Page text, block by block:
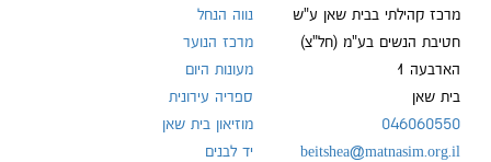
מרכז קהילתי בבית שאן ע"ש
חטיבת הנשים בע"מ (חל"צ)
הארבעה 1
בית שאן
046060550
beitshea@matnasim.org.il
נווה הנחל
מרכז הנוער
מעונות היום
ספריה עירונית
מוזיאון בית שאן
יד לבנים